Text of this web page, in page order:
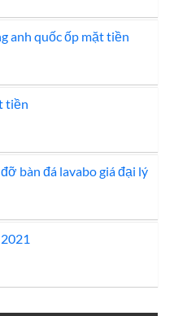
anh quốc ốp mặt tiền
tiền
bàn đá lavabo giá đại lý